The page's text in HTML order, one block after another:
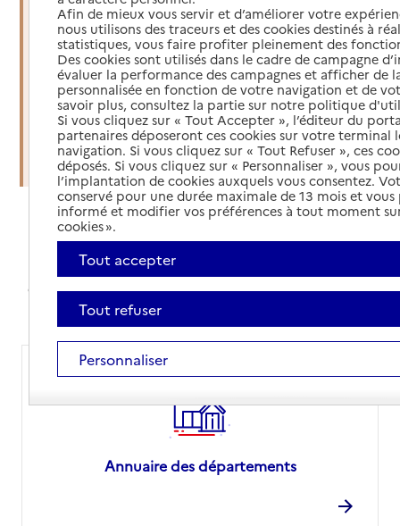
d’urgence ?
Mettre en place des services d'aide et de
soins à domicile
Organiser une sortie d'hospitalisation
Trouver un établissement d'accueil
Annuaires et comparateur de prix
Avec nos annuaires, simplifiez vos recherches,
comparez les prix des EHPAD ou orientez-vous sur le
site de votre département pour vos démarches
Annuaire des départements
Afin de mieux vous servir et d’améliorer votre
nous utilisons des traceurs et des cookies destinés à
statistiques, vous faire profiter pleinement des
Des cookies sont utilisés dans le cadre de campagne
évaluer la performance des campagnes et afficher de
personnalisée en fonction de votre navigation et de
savoir plus, consultez la partie sur notre politique
Si vous cliquez sur « Tout Accepter », l’éditeur du
partenaires déposeront ces cookies sur votre terminal
navigation. Si vous cliquez sur « Tout Refuser », ces
déposés. Si vous cliquez sur « Personnaliser », vous
l’implantation de cookies auxquels vous consentez.
conservé pour une durée maximale de 13 mois et
informé et modifier vos préférences à tout moment
cookies ».
Tout accepter
Tout refuser
Personnaliser